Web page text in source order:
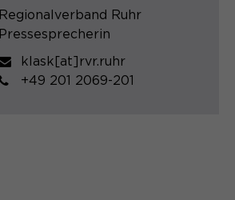
Regionalverband Ruhr
Pressesprecherin
klask[at]rvr.ruhr
+49 201 2069-201